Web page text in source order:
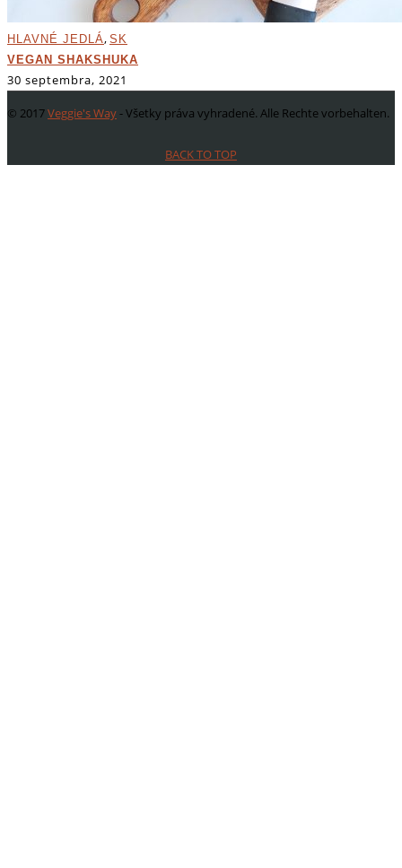
HLAVNÉ JEDLÁ, SK
VEGAN SHAKSHUKA
30 septembra, 2021
© 2017Veggie's Way - Všetky práva vyhradené. Alle Rechte vorbehalten.
BACK TO TOP